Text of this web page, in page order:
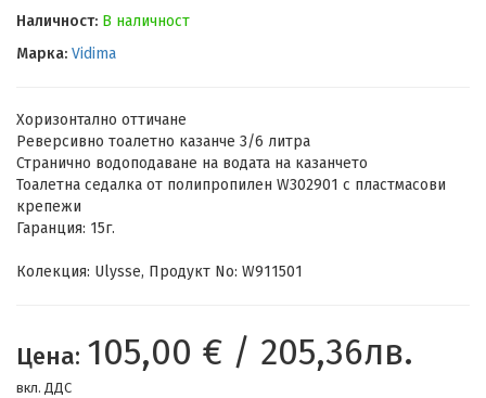
Наличност: В наличност
Марка: Vidima
Хоризонтално оттичане
Реверсивно тоалетно казанче 3/6 литра
Странично водоподаване на водата на казанчето
Тоалетна седалка от полипропилен W302901 с пластмасови
крепежи
Гаранция: 15г.
Колекция: Ulysse, Продукт No: W911501
Цена: 105,00 € / 205,36лв.
вкл. ДДС